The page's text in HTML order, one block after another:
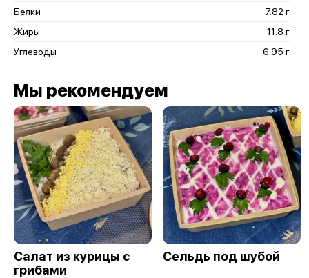
Белки
7.82 г
Жиры
11.8 г
Углеводы
6.95 г
Мы рекомендуем
Салат из курицы с
грибами
Сельдь под шубой